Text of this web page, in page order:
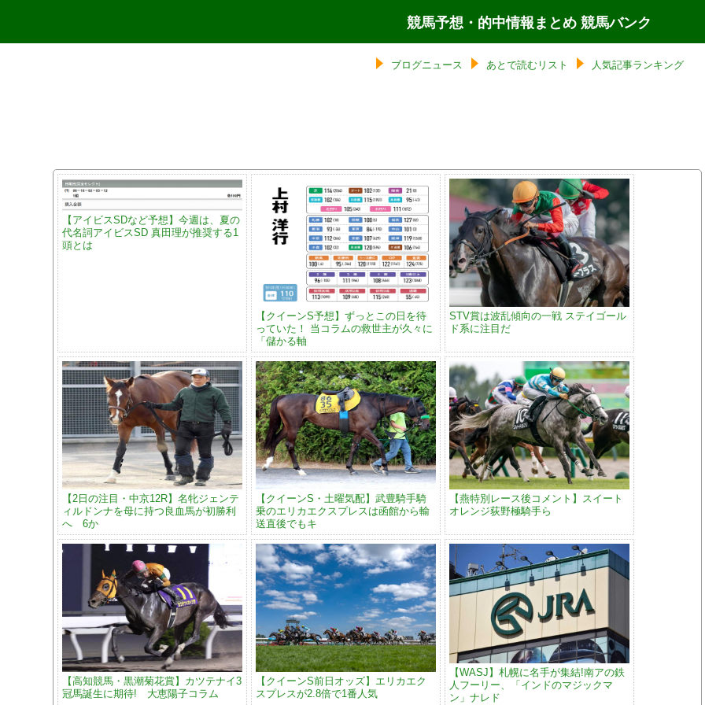
競馬予想・的中情報まとめ 競馬バンク
ブログニュース あとで読むリスト 人気記事ランキング
【アイビスSDなど予想】今週は、夏の
代名詞アイビスSD 真田理が推奨する1
頭とは
【クイーンS予想】ずっとこの日を待
っていた！ 当コラムの救世主が久々に
「儲かる軸
STV賞は波乱傾向の一戦 ステイゴール
ド系に注目だ
【2日の注目・中京12R】名牝ジェンテ
ィルドンナを母に持つ良血馬が初勝利
へ 6か
【クイーンS・土曜気配】武豊騎手騎
乗のエリカエクスプレスは函館から輸
送直後でもキ
【燕特別レース後コメント】スイート
オレンジ荻野極騎手ら
【高知競馬・黒潮菊花賞】カツテナイ3
冠馬誕生に期待! 大恵陽子コラム
【クイーンS前日オッズ】エリカエク
スプレスが2.8倍で1番人気
【WASJ】札幌に名手が集結!南アの鉄
人フーリー、「インドのマジックマ
ン」ナレド